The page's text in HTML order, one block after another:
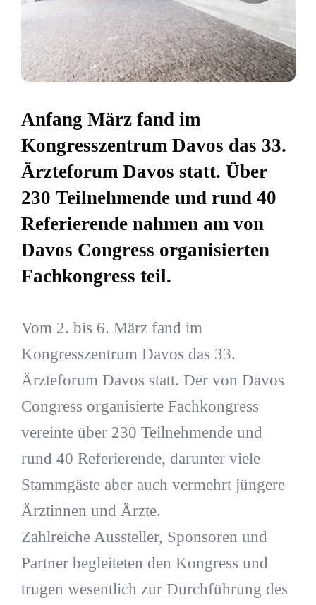
Anfang März fand im
Kongresszentrum Davos das 33.
Ärzteforum Davos statt. Über
230 Teilnehmende und rund 40
Referierende nahmen am von
Davos Congress organisierten
Fachkongress teil.
Vom 2. bis 6. März fand im
Kongresszentrum Davos das 33.
Ärzteforum Davos statt. Der von Davos
Congress organisierte Fachkongress
vereinte über 230 Teilnehmende und
rund 40 Referierende, darunter viele
Stammgäste aber auch vermehrt jüngere
Ärztinnen und Ärzte.
Zahlreiche Aussteller, Sponsoren und
Partner begleiteten den Kongress und
trugen wesentlich zur Durchführung des